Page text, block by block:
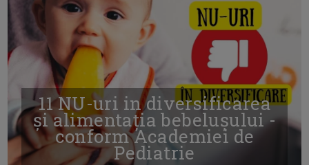
11 NU-uri in diversificarea
și alimentația bebelușului -
conform Academiei de
Pediatrie